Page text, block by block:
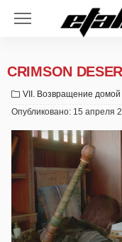
CRIMSON
VII. Возвращение домой
Опубликовано: 15 апреля